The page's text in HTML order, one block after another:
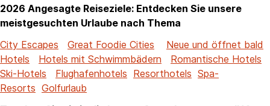
2026 Angesagte Reiseziele: Entdecken Sie unsere
meistgesuchten Urlaube nach Thema
City Escapes
Great Foodie Cities
Neue und öffnet bald
Hotels
Hotels mit Schwimmbädern
Romantische Hotels
Ski-Hotels
Flughafenhotels Resorthotels Spa-
Resorts Golfurlaub